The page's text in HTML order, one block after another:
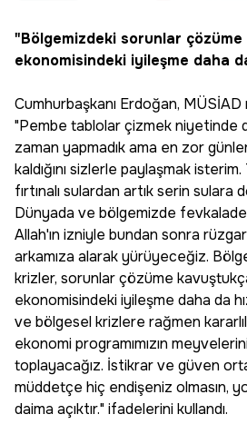
"Bölgemizdeki sorunlar
ekonomisindeki iyileşme daha
Cumhurbaşkanı Erdoğan, MÜSİAD
"Pembe tablolar çizmek niyetinde
zaman yapmadık ama en zor
kaldığını sizlerle paylaşmak
fırtınalı sulardan artık serin sulara
Dünyada ve bölgemizde
Allah'ın izniyle bundan sonra
arkamıza alarak yürüyeceğiz.
krizler, sorunlar çözüme
ekonomisindeki iyileşme daha da
ve bölgesel krizlere rağmen
ekonomi programımızın
toplayacağız. İstikrar ve güven
müddetçe hiç endişeniz olmasın,
daima açıktır." ifadelerini kullandı.